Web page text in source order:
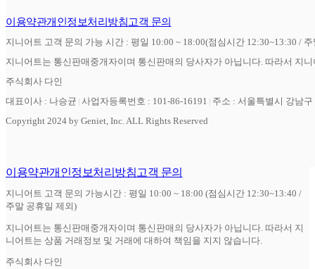
이용약관개인정보처리방침고객 문의
지니어트 고객 문의 가능 시간 : 평일 10:00 ~ 18:00(점심시간 12:30~13:30 /
지니어트는 통신판매중개자이며 통신판매의 당사자가 아닙니다. 따라서 지
주식회사 다인
대표이사 : 나승균 사업자등록번호 : 101-86-16191
주소 : 서울특별시 강남
Copyright 2024 by Geniet, Inc. ALL Rights Reserved
이용약관개인정보처리방침고객 문의
지니어트 고객 문의 가능시간 : 평일 10:00 ~ 18:00 (점심시간 12:30~13:40 /
주말 공휴일 제외)
지니어트는 통신판매중개자이며 통신판매의 당사자가 아닙니다. 따라서 지
니어트는 상품 거래정보 및 거래에 대하여 책임을 지지 않습니다.
주식회사 다인